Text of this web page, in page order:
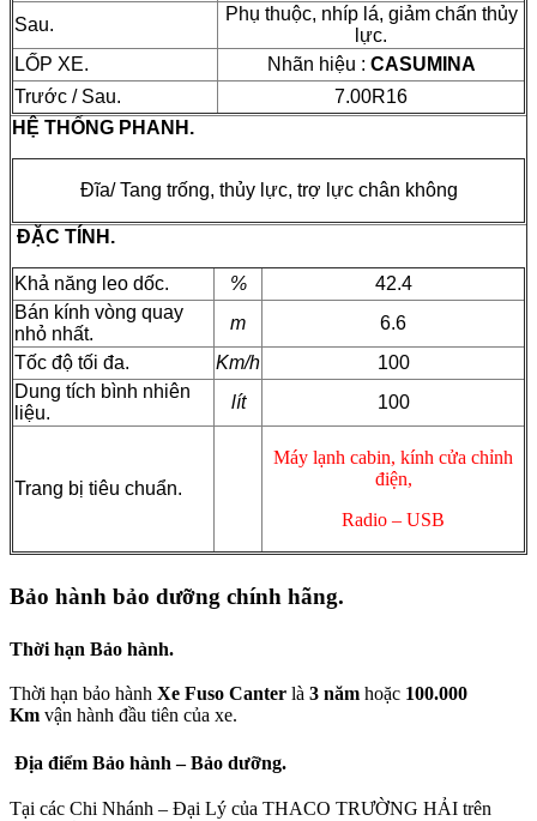
Sau.
Phụ thuộc, nhíp lá, giảm chấn thủy
lực.
LỐP XE.
Nhãn hiệu : CASUMINA
Trước / Sau.
7.00R16
HỆ THỐNG PHANH.
Đĩa/ Tang trống, thủy lực, trợ lực chân không
ĐẶC TÍNH.
Khả năng leo dốc. %
42.4
Bán kính vòng quay
nhỏ nhất.
m
6.6
Tốc độ tối đa.
Km/h
100
Dung tích bình nhiên
liệu.
lít 100
Trang bị tiêu chuẩn.
Máy lạnh cabin, kính cửa chỉnh
điện,
Radio – USB
Bảo hành bảo dưỡng chính hãng.
Thời hạn Bảo hành.
Thời hạn bảo hành Xe Fuso Canter là 3 năm hoặc 100.000
Km vận hành đầu tiên của xe.
Địa điểm Bảo hành – Bảo dưỡng.
Tại các Chi Nhánh – Đại Lý của THACO TRƯỜNG HẢI trên